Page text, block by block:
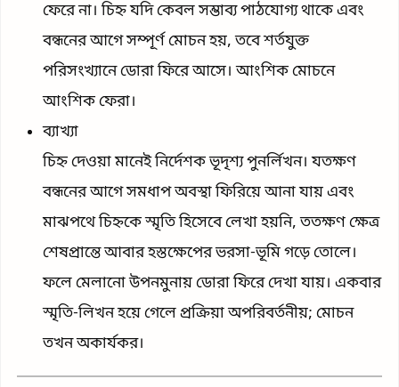
ফেরে না। চিহ্ন যদি কেবল সম্ভাব্য পাঠযোগ্য থাকে এবং
বন্ধনের আগে সম্পূর্ণ মোচন হয়, তবে শর্তযুক্ত
পরিসংখ্যানে ডোরা ফিরে আসে। আংশিক মোচনে
আংশিক ফেরা।
ব্যাখ্যা
চিহ্ন দেওয়া মানেই নির্দেশক ভূদৃশ্য পুনর্লিখন। যতক্ষণ
বন্ধনের আগে সমধাপ অবস্থা ফিরিয়ে আনা যায় এবং
মাঝপথে চিহ্নকে স্মৃতি হিসেবে লেখা হয়নি, ততক্ষণ ক্ষেত্র
শেষপ্রান্তে আবার হস্তক্ষেপের ভরসা-ভূমি গড়ে তোলে।
ফলে মেলানো উপনমুনায় ডোরা ফিরে দেখা যায়। একবার
স্মৃতি-লিখন হয়ে গেলে প্রক্রিয়া অপরিবর্তনীয়; মোচন
তখন অকার্যকর।